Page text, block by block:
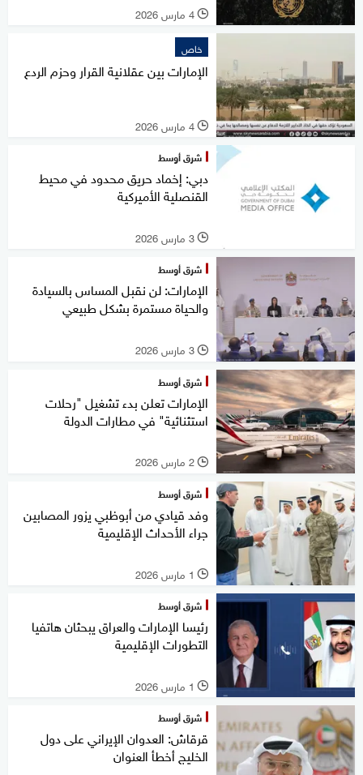
l 4 مارس 2026
خاص
الإمارات بين عقلانية القرار وحزم الردع
l 4 مارس 2026
شرق أوسط
دبي: إخماد حريق محدود في محيط
القنصلية الأميركية
l 3 مارس 2026
شرق أوسط
الإمارات: لن نقبل المساس بالسيادة
والحياة مستمرة بشكل طبيعي
l 3 مارس 2026
شرق أوسط
الإمارات تعلن بدء تشغيل "رحلات
استثنائية" في مطارات الدولة
l 2 مارس 2026
شرق أوسط
وفد قيادي من أبوظبي يزور المصابين
جراء الأحداث الإقليمية
l 1 مارس 2026
شرق أوسط
رئيسا الإمارات والعراق يبحثان هاتفيا
التطورات الإقليمية
l 1 مارس 2026
شرق أوسط
قرقاش: العدوان الإيراني على دول
الخليج أخطأ العنوان